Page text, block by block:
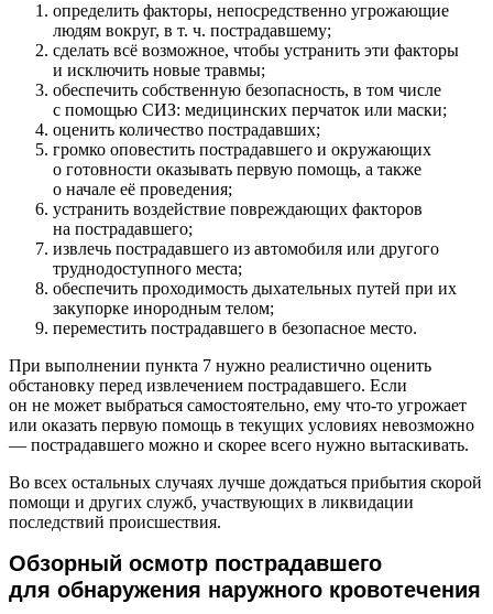
определить факторы, непосредственно угрожающие
людям вокруг, в т. ч. пострадавшему;
сделать всё возможное, чтобы устранить эти факторы
и исключить новые травмы;
обеспечить собственную безопасность, в том числе
с помощью СИЗ: медицинских перчаток или маски;
оценить количество пострадавших;
громко оповестить пострадавшего и окружающих
о готовности оказывать первую помощь, а также
о начале её проведения;
устранить воздействие повреждающих факторов
на пострадавшего;
извлечь пострадавшего из автомобиля или другого
труднодоступного места;
обеспечить проходимость дыхательных путей при их
закупорке инородным телом;
переместить пострадавшего в безопасное место.
При выполнении пункта 7 нужно реалистично оценить
обстановку перед извлечением пострадавшего. Если
он не может выбраться самостоятельно, ему что-то угрожает
или оказать первую помощь в текущих условиях невозможно
— пострадавшего можно и скорее всего нужно вытаскивать.
Во всех остальных случаях лучше дождаться прибытия скорой
помощи и других служб, участвующих в ликвидации
последствий происшествия.
Обзорный осмотр пострадавшего
для обнаружения наружного кровотечения